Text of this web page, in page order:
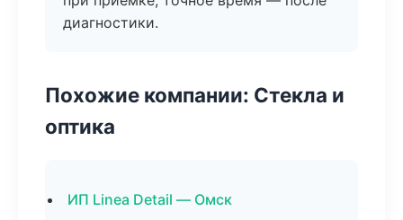
диагностики.
Похожие компании: Стекла и
оптика
ИП Linea Detail — Омск